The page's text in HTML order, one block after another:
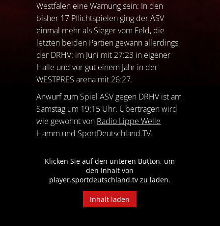
Westfalen eine Warnung sein: In den
bisher 17 Pflichtspielen ging der ASV
einmal mehr als Sieger vom Feld, die
letzten beiden Partien gewann allerdings
der DRHV: im Juni mit 27:23 in eigener
Halle und vor gut einem Jahr in der
WESTPRES arena mit 26:27.
Anwurf zum Spiel ASV gegen DRHV ist am
Samstag um 19:15 Uhr. Übertragen wird
wie gewohnt von Radio Lippe Welle
Hamm und SportDeutschland.TV.
Klicken Sie auf den unteren Button, um
den Inhalt von
player.sportdeutschland.tv zu laden.
Inhalt laden